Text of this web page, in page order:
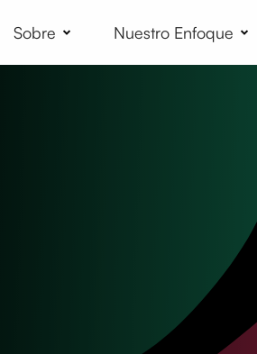
Sobre Nuestro Enfoque